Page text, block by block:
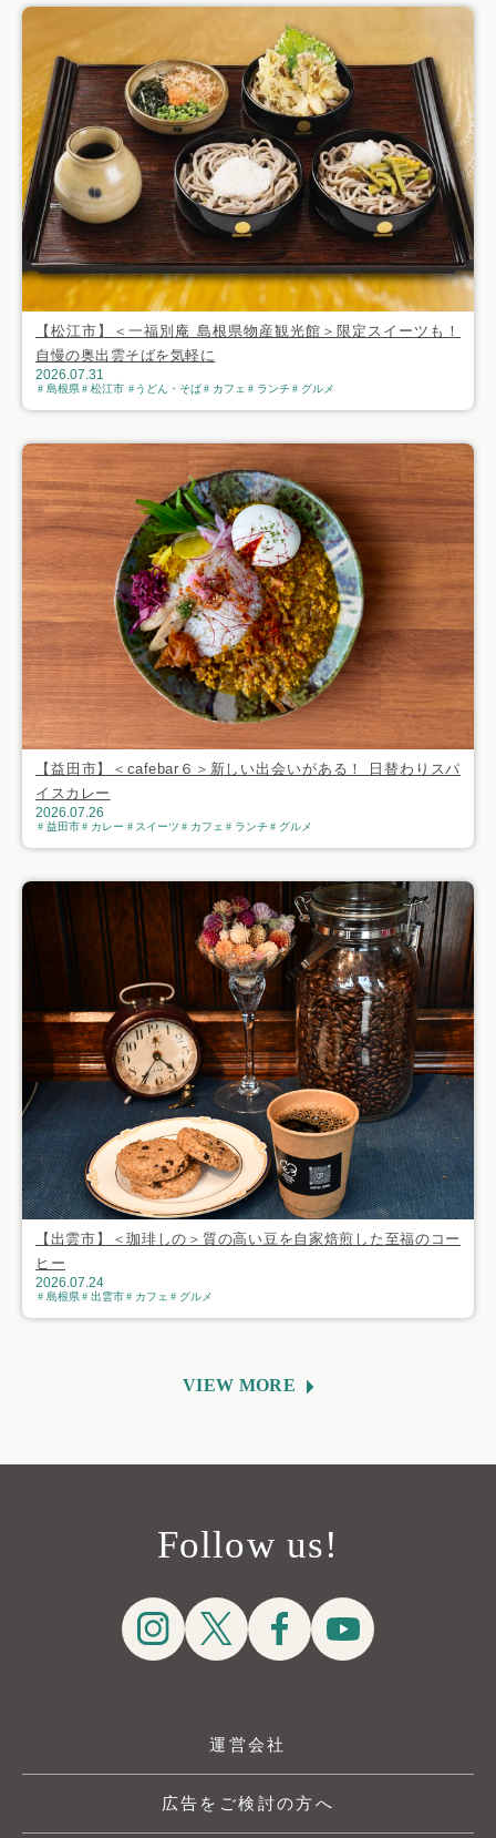
【松江市】＜一福別庵 島根県物産観光館＞限定スイーツも！
自慢の奥出雲そばを気軽に
2026.07.31
島根県 松江市 うどん・そば カフェ ランチ グルメ
【益田市】＜cafebar６＞新しい出会いがある！ 日替わりスパ
イスカレー
2026.07.26
益田市 カレー スイーツ カフェ ランチ グルメ
【出雲市】＜珈琲しの＞質の高い豆を自家焙煎した至福のコー
ヒー
2026.07.24
島根県 出雲市 カフェ グルメ
VIEW MORE
Follow us!
運営会社
広告をご検討の方へ